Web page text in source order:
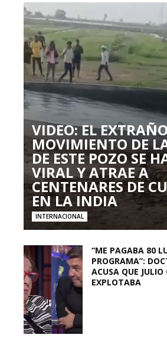
VIDEO: EL
MOVIMIENTO DE
DE ESTE POZO SE
VIRAL Y ATRAE A
CENTENARES DE
EN LA INDIA
INTERNACIONAL
“ME PAGABA 80
PROGRAMA”:
ACUSA QUE JULIO
EXPLOTABA